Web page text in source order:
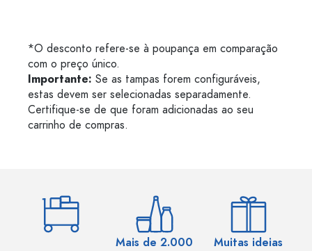
*O desconto refere-se à poupança em comparação
com o preço único.
Importante: Se as tampas forem configuráveis,
estas devem ser selecionadas separadamente.
Certifique-se de que foram adicionadas ao seu
carrinho de compras.
Mais de 2.000
Muitas ideias